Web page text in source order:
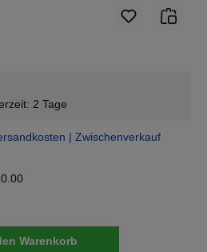
2 Tage
| Zwischenverkauf
den gewünschten
Warenkorb